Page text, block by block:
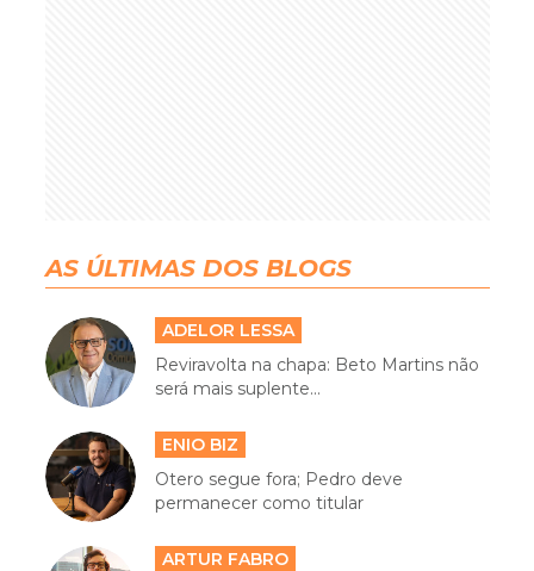
AS ÚLTIMAS DOS BLOGS
ADELOR LESSA
Reviravolta na chapa: Beto Martins não
será mais suplente...
ENIO BIZ
Otero segue fora; Pedro deve
permanecer como titular
ARTUR FABRO